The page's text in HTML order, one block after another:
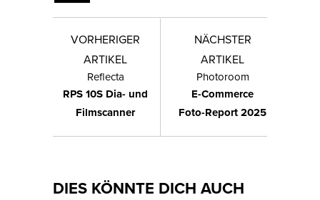
VORHERIGER
ARTIKEL
Reflecta
RPS 10S Dia- und
Filmscanner
NÄCHSTER
ARTIKEL
Photoroom
E-Commerce
Foto-Report 2025
DIES KÖNNTE DICH AUCH